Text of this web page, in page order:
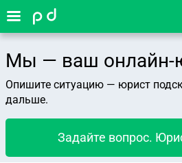
Мы — ваш онлайн-
Опишите ситуацию — юрист
дальше.
Задайте вопрос.